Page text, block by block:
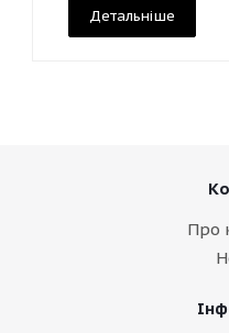
Детальніше
Про